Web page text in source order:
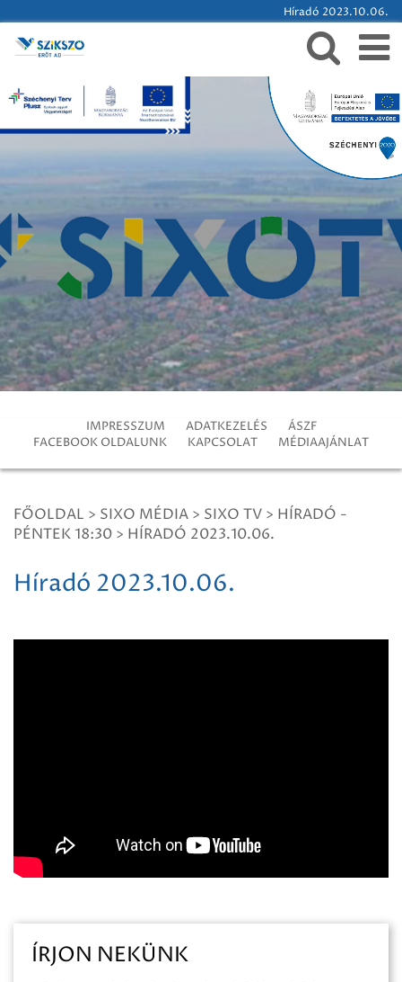
Híradó 2023.10.06.
IMPRESSZUM ADATKEZELÉS
ÁSZF
FACEBOOK OLDALUNK
KAPCSOLAT MÉDIAAJÁNLAT
FŐOLDAL > SIXO MÉDIA > SIXO TV > HÍRADÓ -
PÉNTEK 18:30 > HÍRADÓ 2023.10.06.
Híradó 2023.10.06.
ÍRJON NEKÜNK